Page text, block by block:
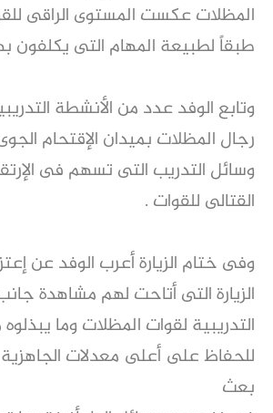
المظلات عكست المستوى الراقى
طبقاً لطبيعة المهام التى يكلفون
وتابع الوفد عدد من الأنشطة
رجال المظلات بميدان الإقتحام
وسائل التدريب التى تسهم فى
القتالى للقوات .
وفى ختام الزيارة أعرب الوفد عن
الزيارة التى أتاحت لهم مشاهدة
التدريبية لقوات المظلات وما
للحفاظ على أعلى معدلات الجاهزية
بعث